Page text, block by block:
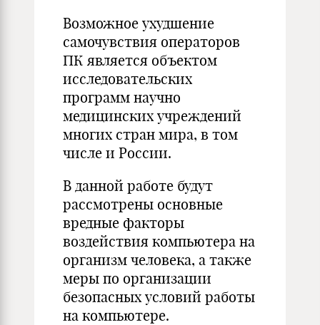
Возможное ухудшение
самочувствия операторов
ПК является объектом
исследовательских
программ научно
медицинских учреждений
многих стран мира, в том
числе и России.
В данной работе будут
рассмотрены основные
вредные факторы
воздействия компьютера на
организм человека, а также
меры по организации
безопасных условий работы
на компьютере.